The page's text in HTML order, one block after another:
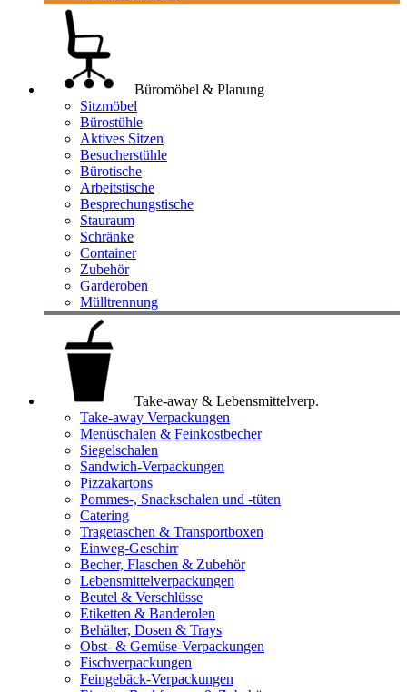
Büromöbel & Planung
Sitzmöbel
Bürostühle
Aktives Sitzen
Besucherstühle
Bürotische
Arbeitstische
Besprechungstische
Stauraum
Schränke
Container
Zubehör
Garderoben
Mülltrennung
Take-away & Lebensmittelverp.
Take-away Verpackungen
Menüschalen & Feinkostbecher
Siegelschalen
Sandwich-Verpackungen
Pizzakartons
Pommes-, Snackschalen und -tüten
Catering
Tragetaschen & Transportboxen
Einweg-Geschirr
Becher, Flaschen & Zubehör
Lebensmittelverpackungen
Beutel & Verschlüsse
Etiketten & Banderolen
Behälter, Dosen & Trays
Obst- & Gemüse-Verpackungen
Fischverpackungen
Feingebäck-Verpackungen